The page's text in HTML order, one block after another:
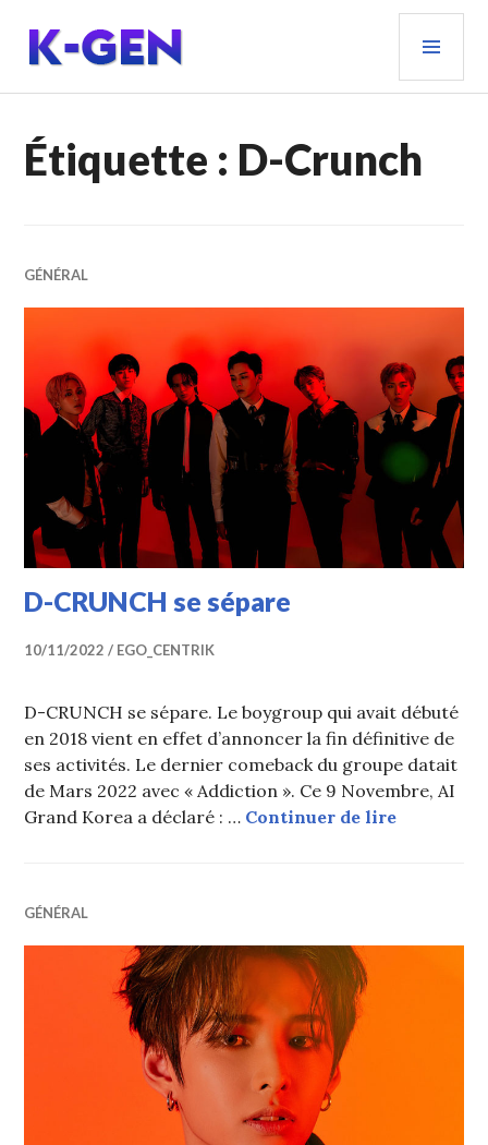
contenu
principal
K-GEN
Étiquette : D-Crunch
GÉNÉRAL
D-CRUNCH se sépare
10/11/2022 EGO_CENTRIK
D-CRUNCH se sépare. Le boygroup qui avait débuté
en 2018 vient en effet d’annoncer la fin définitive de
ses activités. Le dernier comeback du groupe datait
de Mars 2022 avec « Addiction ». Ce 9 Novembre, AI
Grand Korea a déclaré : … Continuer de lireD-
GÉNÉRAL